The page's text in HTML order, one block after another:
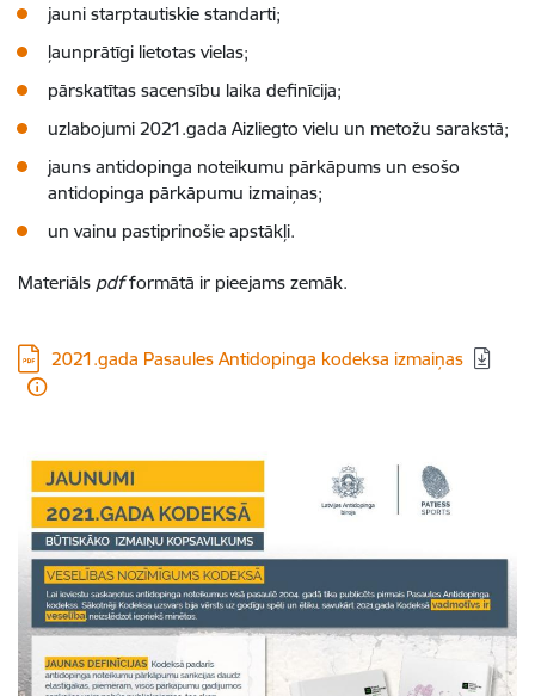
jauni starptautiskie standarti;
ļaunprātīgi lietotas vielas;
pārskatītas sacensību laika definīcija;
uzlabojumi 2021.gada Aizliegto vielu un metožu sarakstā;
jauns antidopinga noteikumu pārkāpums un esošo
antidopinga pārkāpumu izmaiņas;
un vainu pastiprinošie apstākļi.
Materiāls pdfformātā ir pieejams zemāk.
Lejupielādēt:
2021.gada Pasaules Antidopinga kodeksa izmaiņas